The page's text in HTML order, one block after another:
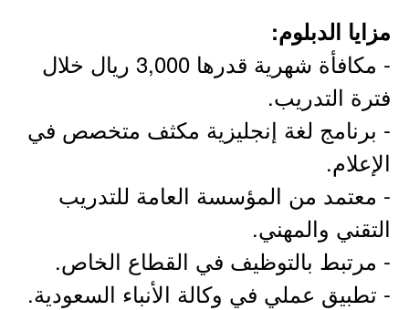
مزايا الدبلوم:
- مكافأة شهرية قدرها 3,000 ريال خلال
فترة التدريب.
- برنامج لغة إنجليزية مكثف متخصص في
الإعلام.
- معتمد من المؤسسة العامة للتدريب
التقني والمهني.
- مرتبط بالتوظيف في القطاع الخاص.
- تطبيق عملي في وكالة الأنباء السعودية.